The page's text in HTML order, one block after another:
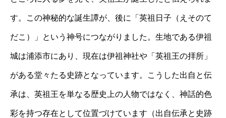
す。この神秘的な誕生譚が、後に「英祖日子（えそのて
だこ）」という神号につながりました。生地である伊祖
城は浦添市にあり、現在は伊祖神社や「英祖王の拝所」
がある堂々たる史跡となっています。こうした出自と伝
承は、英祖王を単なる歴史上の人物ではなく、神話的色
彩を持つ存在として位置づけています（出自伝承と史跡